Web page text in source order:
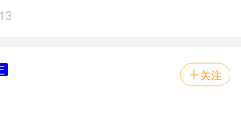
 关注